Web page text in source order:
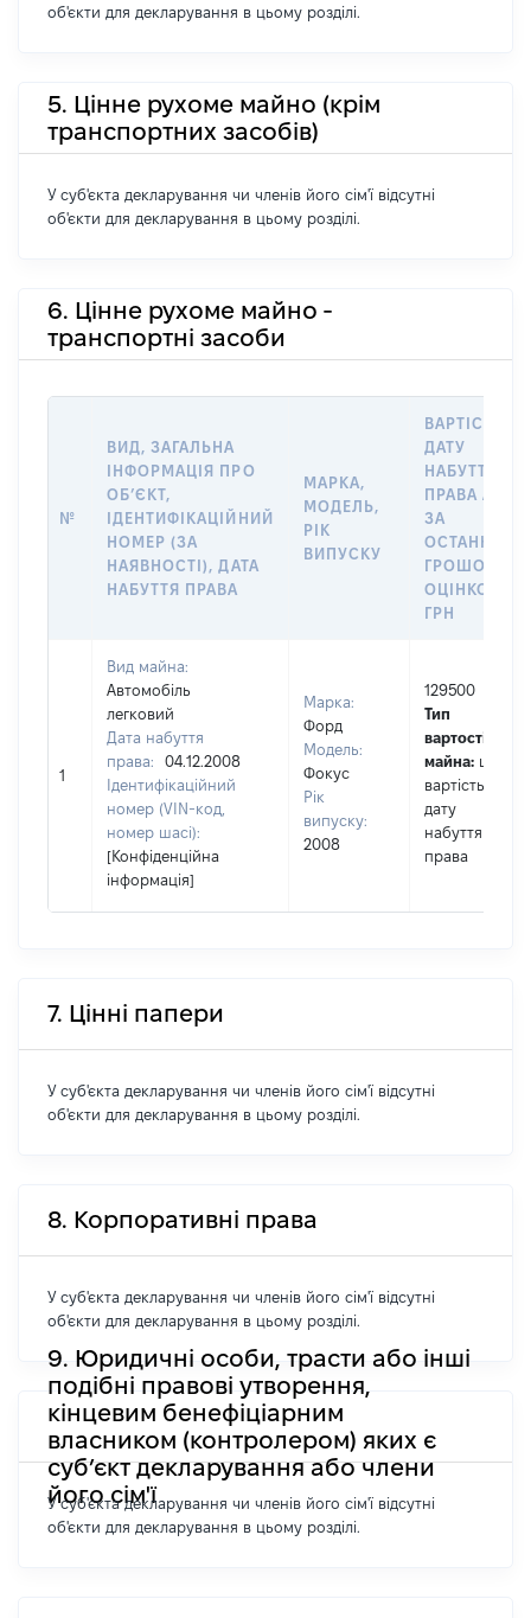
об'єкти для декларування в цьому розділі.
5. Цінне рухоме майно (крім
транспортних засобів)
У суб'єкта декларування чи членів його сім'ї відсутні
об'єкти для декларування в цьому розділі.
6. Цінне рухоме майно -
транспортні засоби
№
ВИД, ЗАГАЛЬНА
ІНФОРМАЦІЯ ПРО
ОБʼЄКТ,
ІДЕНТИФІКАЦІЙНИЙ
НОМЕР (ЗА
НАЯВНОСТІ), ДАТА
НАБУТТЯ ПРАВА
МАРКА,
МОДЕЛЬ,
РІК
ВИПУСКУ
ВАРТІСТЬ НА
ДАТУ
НАБУТТЯ
ПРАВА АБО
ЗА
ГРОШОВОЮ
ОЦІНКОЮ,
ГРН
1
Вид майна:
Автомобіль
легковий
Дата набуття
права:
04.12.2008
Ідентифікаційний
номер (VIN-код,
номер шасі):
[Конфіденційна
інформація]
Марка:
Форд
Модель:
Фокус
Рік
випуску:
2008
129500
Тип
вартості
майна: це
вартість на
дату
набуття
права
7. Цінні папери
У суб'єкта декларування чи членів його сім'ї відсутні
об'єкти для декларування в цьому розділі.
8. Корпоративні права
У суб'єкта декларування чи членів його сім'ї відсутні
об'єкти для декларування в цьому розділі.
9. Юридичні особи, трасти або інші
подібні правові утворення,
кінцевим бенефіціарним
власником (контролером) яких є
суб’єкт декларування або члени
його сім'ї
У суб'єкта декларування чи членів його сім'ї відсутні
об'єкти для декларування в цьому розділі.